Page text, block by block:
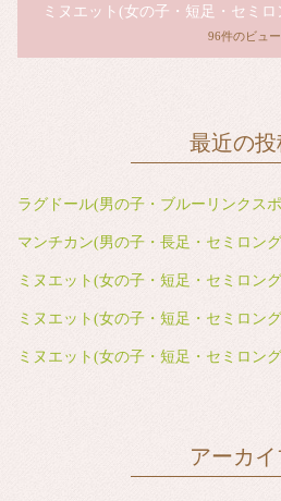
ミヌエット(女の子・短足・セミ
96件のビュー
最近の投
アーカ